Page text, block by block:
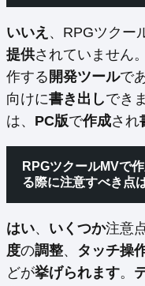
いいえ 、RPGツクー
提供されていません
作する 開発ツールで
向けに書き出しでき
は、 PC版で作成され
RPGツクールMVで
る際に注意すべき点
はい、 いくつか注意
度の調整、 タッチ操
どが挙げられます。